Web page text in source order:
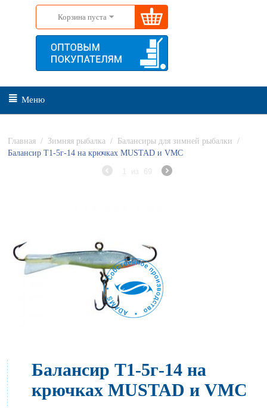
Корзина пуста
Меню
Главная / Зимняя рыбалка / Балансиры для зимней рыбалки
/
Балансир Т1-5г-14 на крючках MUSTAD и VMC
1 из 69
Балансир Т1-5г-14 на
крючках MUSTAD и VMC